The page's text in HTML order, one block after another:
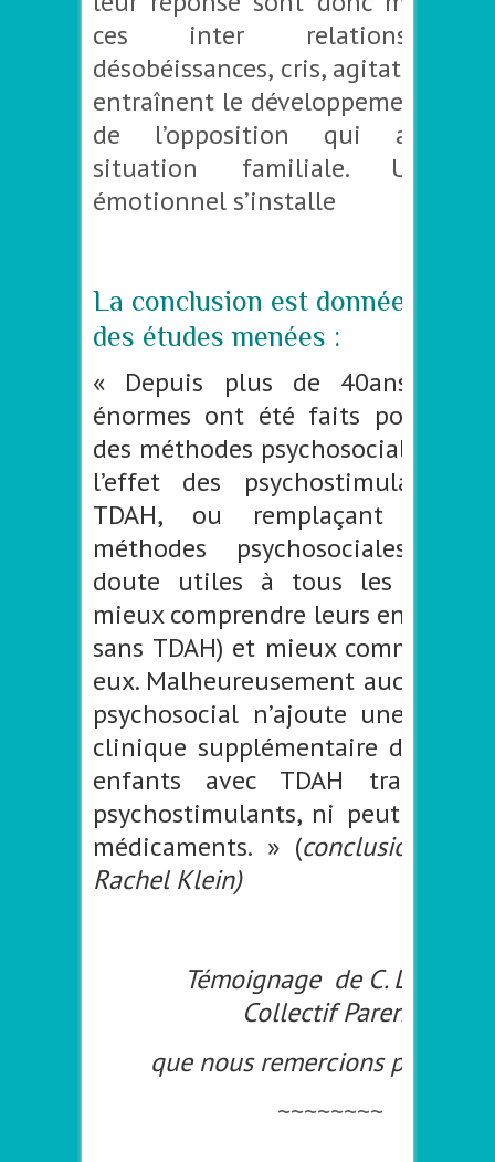
ces inter relations
désobéissances, cris, agitations,
entraînent le développement de
de l’opposition qui
situation familiale. Un
émotionnel s’installe
La conclusion est donnée au
des études menées :
« Depuis plus de 40ans des
énormes ont été faits pour
des méthodes psychosociales
l’effet des psychostimulants
TDAH, ou remplaçant ceux-
méthodes psychosociales
doute utiles à tous les
mieux comprendre leurs enfants
sans TDAH) et mieux
eux. Malheureusement aucun
psychosocial n’ajoute une
clinique supplémentaire
enfants avec TDAH traités
psychostimulants, ni peut
médicaments. » (conclusion qui
Rachel Klein)
Témoignage de C. L-R.
Collectif Parents
que nous remercions pour ce
~~~~~~~~